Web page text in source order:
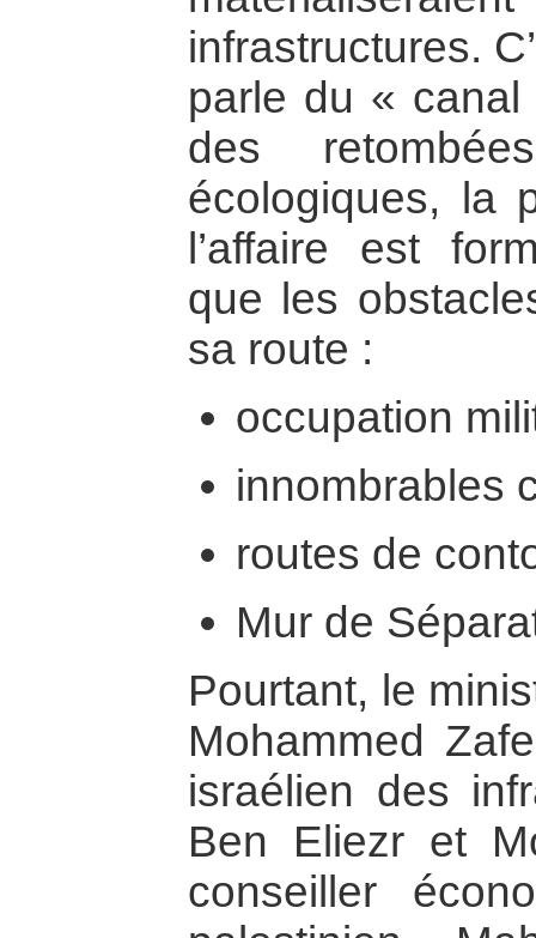
infrastructures.
parle du «
des
écologiques, la
l’affaire est
que les
sa route :
occupation
innombrables
routes de
Mur de
Pourtant, le
Mohammed
israélien des
Ben Eliezr et
conseiller